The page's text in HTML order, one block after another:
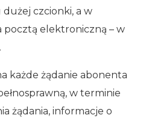
czcionki, a w
pocztą elektroniczną – w
każde żądanie abonenta
w terminie
żądania, informacje o